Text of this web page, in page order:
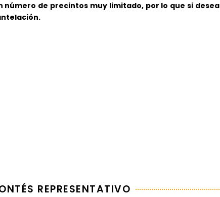
número de precintos muy limitado, por lo que si desea
REPRESENTATIVO